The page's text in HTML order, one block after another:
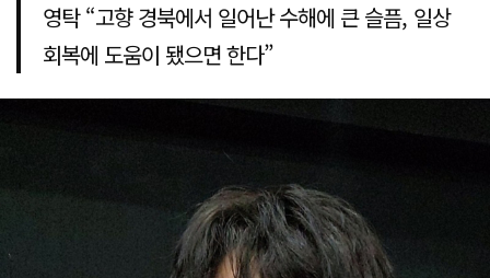
영탁 “고향 경북에서 일어난 수해에 큰 슬픔, 일상
회복에 도움이 됐으면 한다”